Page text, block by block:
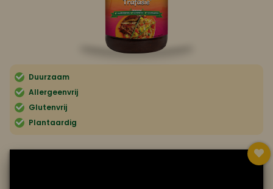
Koop ons bestseller kookboek
Duurzaam
Allergeenvrij
Glutenvrij
Plantaardig